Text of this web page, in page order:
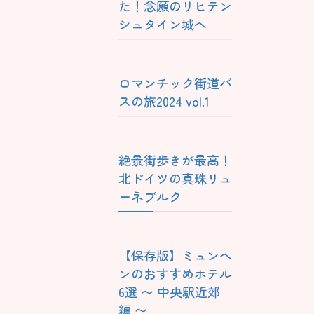
た！念願のリヒテン
シュタイン城へ
ロマンチック街道バ
スの旅2024 vol.1
絶景街歩きが最高！
北ドイツの真珠リュ
ーネブルク
【保存版】ミュンヘ
ンのおすすめホテル
6選 〜 中央駅近郊
編 〜